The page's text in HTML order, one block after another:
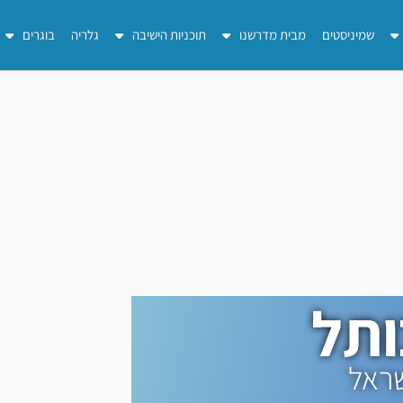
שמיניסטים מבית מדרשנו תוכניות הישיבה גלריה בוגרים